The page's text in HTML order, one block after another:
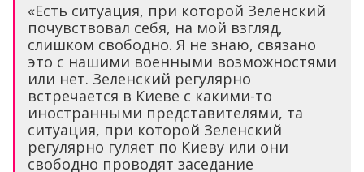
«Есть ситуация, при которой Зеленский
почувствовал себя, на мой взгляд,
слишком свободно. Я не знаю, связано
это с нашими военными возможностями
или нет. Зеленский регулярно
встречается в Киеве с какими-то
иностранными представителями, та
ситуация, при которой Зеленский
регулярно гуляет по Киеву или они
свободно проводят заседание